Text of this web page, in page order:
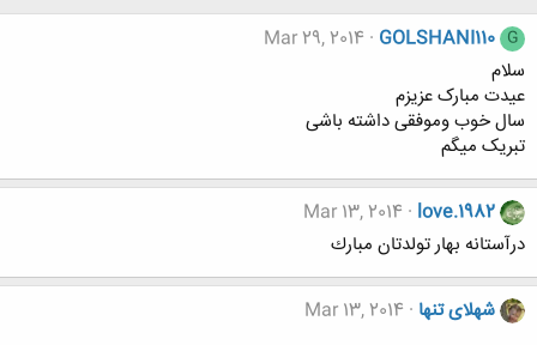
G
GOLSHANI110
Mar 29, 2014
سلام
عیدت مبارک عزیزم
سال خوب وموفقی داشته باشی
تبریک میگم
love.1982
Mar 13, 2014
درآستانه بهار تولدتان مبارك
شهلای تنها Mar 13, 2014